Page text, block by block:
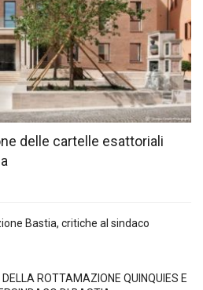
delle cartelle esattoriali
Bastia, critiche al sindaco
ROTTAMAZIONE QUINQUIES E